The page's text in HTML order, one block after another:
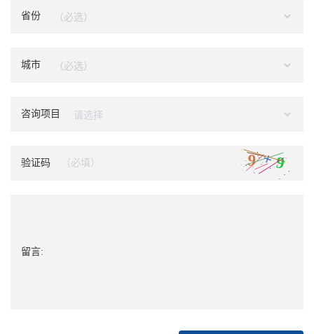
省份
城市
咨询项目
验证码
留言: